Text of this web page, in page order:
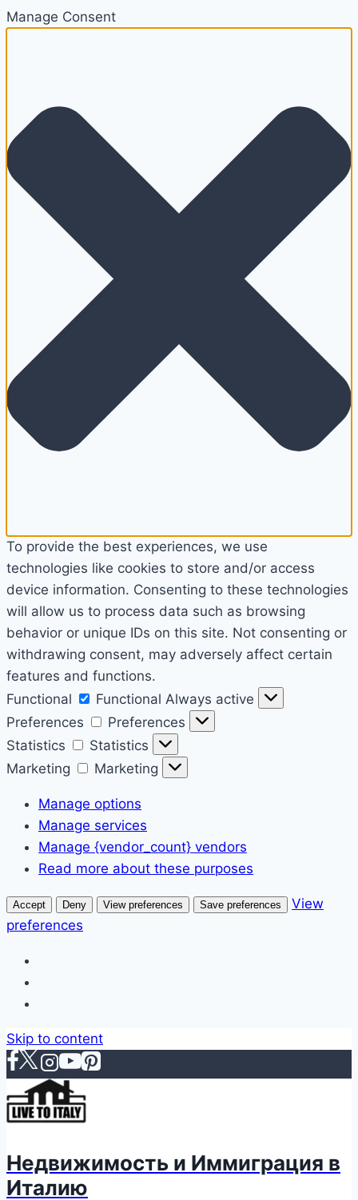
Manage Consent
To provide the best experiences, we use
technologies like cookies to store and/or access
device information. Consenting to these technologies
will allow us to process data such as browsing
behavior or unique IDs on this site. Not consenting or
withdrawing consent, may adversely affect certain
features and functions.
Functional
Functional Always active
Preferences
Preferences
Statistics
Statistics
Marketing
Marketing
Manage options
Manage services
Manage {vendor_count} vendors
Read more about these purposes
Accept Deny View preferences Save preferences
View
preferences
Skip to content
Недвижимость и Иммиграция в
Италию